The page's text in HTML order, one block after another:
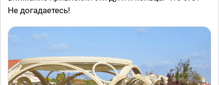
Не догадаетесь!